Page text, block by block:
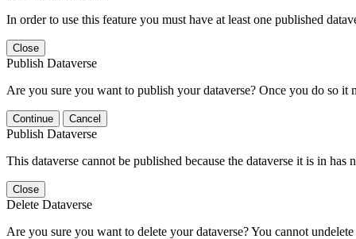
In order to use this feature you must have at least one published
Close
Publish Dataverse
Are you sure you want to publish your dataverse? Once you do so it
Continue Cancel
Publish Dataverse
This dataverse cannot be published because the dataverse it is in has
Close
Delete Dataverse
Are you sure you want to delete your dataverse? You cannot undelete